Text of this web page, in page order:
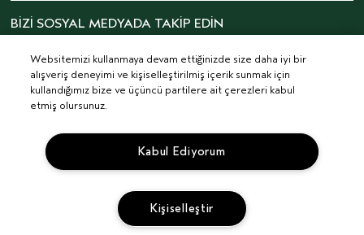
BİZİ SOSYAL MEDYADA TAKİP EDİN
© AVEDA CORP. ŞARTLAR & KOŞULLARGIZLILIK POLITIKASI
İLGI ALANINA DAYALI REKLAMLARKVKK AYDINLATMA METNİ
KARIYERSITE ÇEREZLERINI YÖNET
Websitemizi kullanmaya devam ettiğinizde size daha iyi bir
alışveriş deneyimi ve kişiselleştirilmiş içerik sunmak için
kullandığımız bize ve üçüncü partilere ait çerezleri kabul
etmiş olursunuz.
Kabul Ediyorum
Kişiselleştir